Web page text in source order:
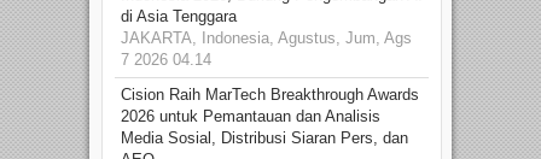
di Asia Tenggara
JAKARTA, Indonesia, Agustus, Jum, Ags
7 2026 04.14
Cision Raih MarTech Breakthrough Awards
2026 untuk Pemantauan dan Analisis
Media Sosial, Distribusi Siaran Pers, dan